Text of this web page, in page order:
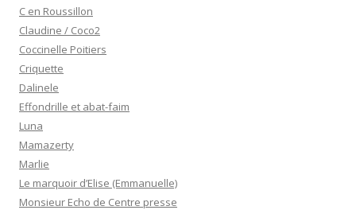
C en Roussillon
Claudine / Coco2
Coccinelle Poitiers
Criquette
Dalinele
Effondrille et abat-faim
Luna
Mamazerty
Marlie
Le marquoir d’Elise (Emmanuelle)
Monsieur Echo de Centre presse